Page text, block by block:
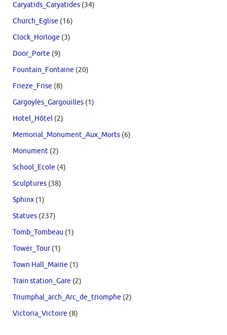
Caryatids_Caryatides (34)
Church_Eglise (16)
Clock_Horloge (3)
Door_Porte (9)
Fountain_Fontaine (20)
Frieze_Frise (8)
Gargoyles_Gargouilles (1)
Hotel_Hôtel (2)
Memorial_Monument_Aux_Morts (6)
Monument (2)
School_Ecole (4)
Sculptures (38)
Sphinx (1)
Statues (237)
Tomb_Tombeau (1)
Tower_Tour(1)
Town Hall_Mairie (1)
Train station_Gare (2)
Triumphal_arch_Arc_de_triomphe (2)
Victoria_Victoire (8)